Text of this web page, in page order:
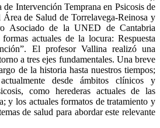
Intervención Temprana en Psicosis de
de Salud de Torrelavega-Reinosa y
Asociado de la UNED de Cantabria
actuales de la locura: Respuesta
El profesor Vallina realizó una
a tres ejes fundamentales. Una breve
de la historia hasta nuestros tiempos;
desde ámbitos clínicos y
como herederas actuales de las
y los actuales formatos de tratamiento y
de salud para abordar este relevante